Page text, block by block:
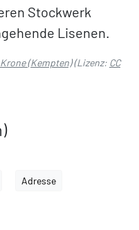
Stockwerk
Lisenen.
(Kempten)(Lizenz: CC
Adresse